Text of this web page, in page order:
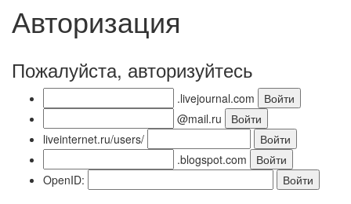
Авторизация
Пожалуйста, авторизуйтесь
.livejournal.com
@mail.ru
liveinternet.ru/users/
.blogspot.com
OpenID: